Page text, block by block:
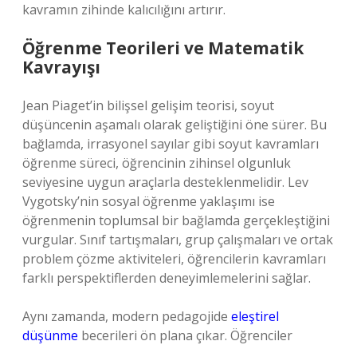
kavramın zihinde kalıcılığını artırır.
Öğrenme Teorileri ve Matematik
Kavrayışı
Jean Piaget’in bilişsel gelişim teorisi, soyut
düşüncenin aşamalı olarak geliştiğini öne sürer. Bu
bağlamda, irrasyonel sayılar gibi soyut kavramları
öğrenme süreci, öğrencinin zihinsel olgunluk
seviyesine uygun araçlarla desteklenmelidir. Lev
Vygotsky’nin sosyal öğrenme yaklaşımı ise
öğrenmenin toplumsal bir bağlamda gerçekleştiğini
vurgular. Sınıf tartışmaları, grup çalışmaları ve ortak
problem çözme aktiviteleri, öğrencilerin kavramları
farklı perspektiflerden deneyimlemelerini sağlar.
Aynı zamanda, modern pedagojide eleştirel
düşünme becerileri ön plana çıkar. Öğrenciler